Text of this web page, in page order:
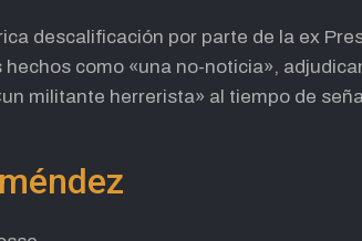
descalificación por parte de la ex
como «una no-noticia»,
militante herrerista» al tiempo de